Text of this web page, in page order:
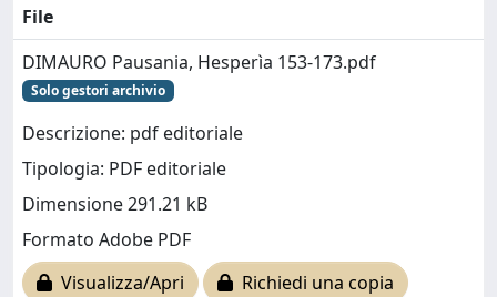
File
DIMAURO Pausania, Hesperìa 153-173.pdf
Solo gestori archivio
Descrizione: pdf editoriale
Tipologia: PDF editoriale
Dimensione 291.21 kB
Formato Adobe PDF
Visualizza/Apri
Richiedi una copia